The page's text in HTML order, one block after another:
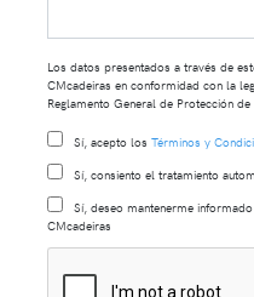
Los datos presentados a través de
CMcadeiras en conformidad con la
Reglamento General de Protección
Sí, acepto los Términos y
Sí, consiento el tratamiento
Sí, deseo mantenerme
CMcadeiras